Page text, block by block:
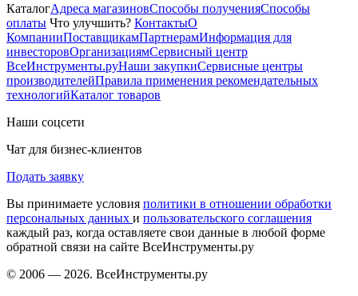
КаталогАдреса магазиновСпособы полученияСпособы
оплаты Что улучшить? КонтактыО
КомпанииПоставщикамПартнерамИнформация для
инвесторовОрганизациямСервисный центр
ВсеИнструменты.руНаши закупкиСервисные центры
производителейПравила применения рекомендательных
технологийКаталог товаров
Наши соцсети
Чат для бизнес-клиентов
Подать заявку
Вы принимаете условия политики в отношении обработки
персональных данных и пользовательского соглашения
каждый раз, когда оставляете свои данные в любой форме
обратной связи на сайте ВсеИнструменты.ру
© 2006 — 2026. ВсеИнструменты.ру